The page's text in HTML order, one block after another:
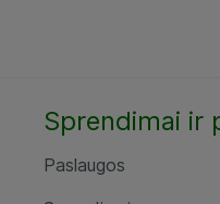
Sprendimai ir
Paslaugos